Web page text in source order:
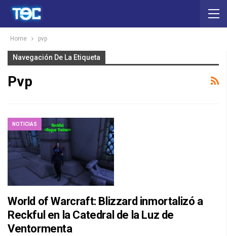
Home pvp
Navegación De La Etiqueta
Pvp
NOTICIAS
World of Warcraft: Blizzard inmortalizó a
Reckful en la Catedral de la Luz de
Ventormenta